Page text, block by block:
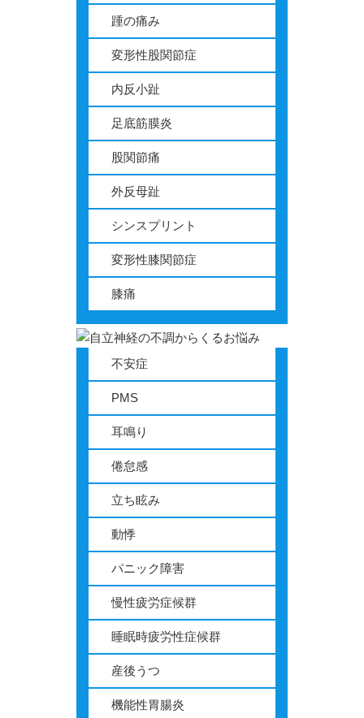
踵の痛み
変形性股関節症
内反小趾
足底筋膜炎
股関節痛
外反母趾
シンスプリント
変形性膝関節症
膝痛
不安症
PMS
耳鳴り
倦怠感
立ち眩み
動悸
パニック障害
慢性疲労症候群
睡眠時疲労性症候群
産後うつ
機能性胃腸炎